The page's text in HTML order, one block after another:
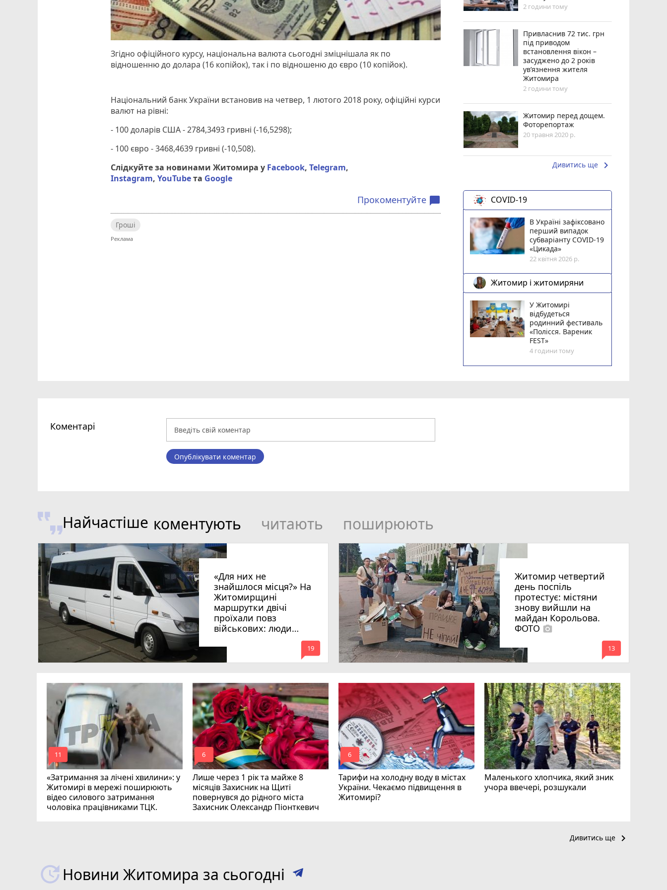
Згідно офіційного курсу, національна валюта сьогодні зміцнішала як по
відношенню до долара (16 копійок), так і по відношеню до євро (10 копійок).
Національний банк України встановив на четвер, 1 лютого 2018 року, офіційні курси
валют на рівні:
- 100 доларів США - 2784,3493 гривні (-16,5298);
- 100 євро - 3468,4639 гривні (-10,508).
Слідкуйте за новинами Житомира у Facebook,Telegram,
Instagram,YouTubeта Google
Прокоментуйте chat_bubble
Гроші
2 години тому
Привласнив 72 тис. грн
під приводом
встановлення вікон –
засуджено до 2 років
ув’язнення жителя
Житомира
2 години тому
Житомир перед дощем.
Фоторепортаж
20 травня 2020 р.
Дивитись ще keyboard_arrow_right
COVID-19
В Україні зафіксовано
перший випадок
субваріанту COVID-19
«Цикада»
22 квітня 2026 р.
Житомир і житомиряни
У Житомирі
відбудеться
родинний фестиваль
«Полісся. Вареник
FEST»
4 години тому
Коментарі
Опублікувати коментар
Найчастіше коментують читають поширюють
«Для них не
знайшлося місця?» На
Житомирщині
маршрутки двічі
проїхали повз
військових: люди
вимагають покарати
винних
mode_comment
19
Житомир четвертий
день поспіль
протестує: містяни
знову вийшли на
майдан Корольова.
ФОТО photo_camera
mode_comment
13
«Затримання за лічені хвилини»: у
Житомирі в мережі поширюють
відео силового затримання
чоловіка працівниками ТЦК.
mode_comment
11
Лише через 1 рік та майже 8
місяців Захисник на Щиті
повернувся до рідного міста
Захисник Олександр Піонткевич
mode_comment
6
Тарифи на холодну воду в містах
України. Чекаємо підвищення в
Житомирі?
mode_comment
6
Маленького хлопчика, який зник
учора ввечері, розшукали
Дивитись ще keyboard_arrow_right
Новини Житомира за сьогодні